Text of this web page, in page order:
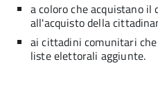
a coloro che acquistano
all'acquisto della
ai cittadini comunitari
liste elettorali aggiunte.